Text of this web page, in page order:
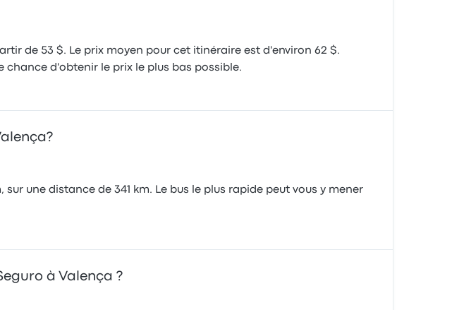
de 53 $. Le prix moyen pour cet itinéraire est d'environ 62 $.
chance d'obtenir le prix le plus bas possible.
une distance de 341 km. Le bus le plus rapide peut vous y mener
à Valença ?